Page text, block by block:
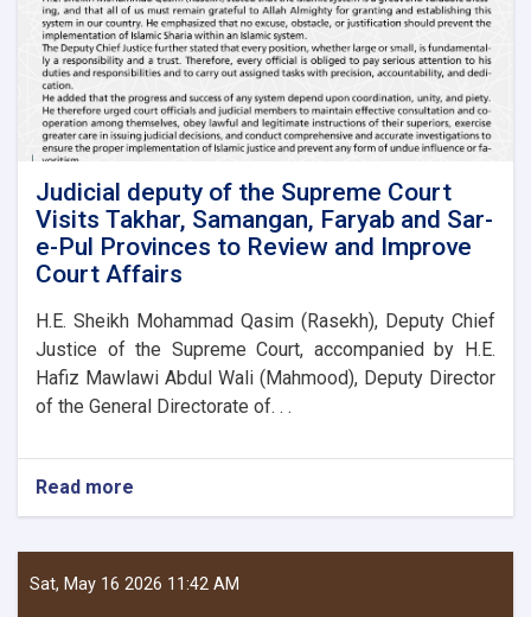
Judicial deputy of the Supreme Court
Visits Takhar, Samangan, Faryab and Sar-
e-Pul Provinces to Review and Improve
Court Affairs
H.E. Sheikh Mohammad Qasim (Rasekh), Deputy Chief
Justice of the Supreme Court, accompanied by H.E.
Hafiz Mawlawi Abdul Wali (Mahmood), Deputy Director
of the General Directorate of. . .
Read more
Judicial
of
the
Sat, May 16 2026 11:42 AM